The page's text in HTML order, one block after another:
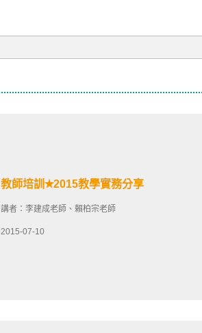
教師培訓✭2015教學實務分享
講者：李建成老師、賴柏宗老師
2015-07-10